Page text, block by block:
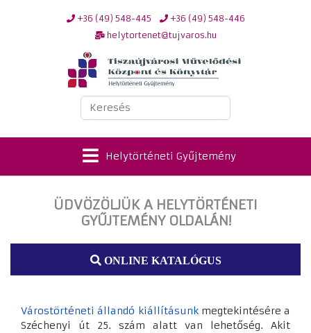
+36 (49) 548-445
+36 (49) 548-446
helytortenet@tujvaros.hu
Keresés
Helytörténeti Gyűjtemény
ÜDVÖZÖLJÜK A HELYTÖRTÉNETI
GYŰJTEMÉNY OLDALÁN!
ONLINE KATALÓGUS
Várostörténeti állandó kiállításunkmegtekintésére a
Széchenyi út 25. szám alatt van lehetőség. Akit